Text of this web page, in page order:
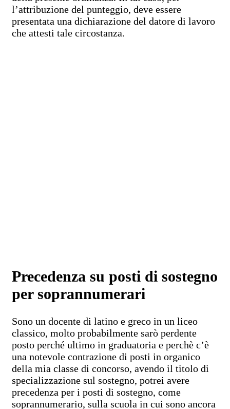
l’attribuzione del punteggio, deve essere
presentata una dichiarazione del datore di lavoro
che attesti tale circostanza.
Precedenza su posti di sostegno
per soprannumerari
Sono un docente di latino e greco in un liceo
classico, molto probabilmente sarò perdente
posto perché ultimo in graduatoria e perchè c’è
una notevole contrazione di posti in organico
della mia classe di concorso, avendo il titolo di
specializzazione sul sostegno, potrei avere
precedenza per i posti di sostegno, come
soprannumerario, sulla scuola in cui sono ancora